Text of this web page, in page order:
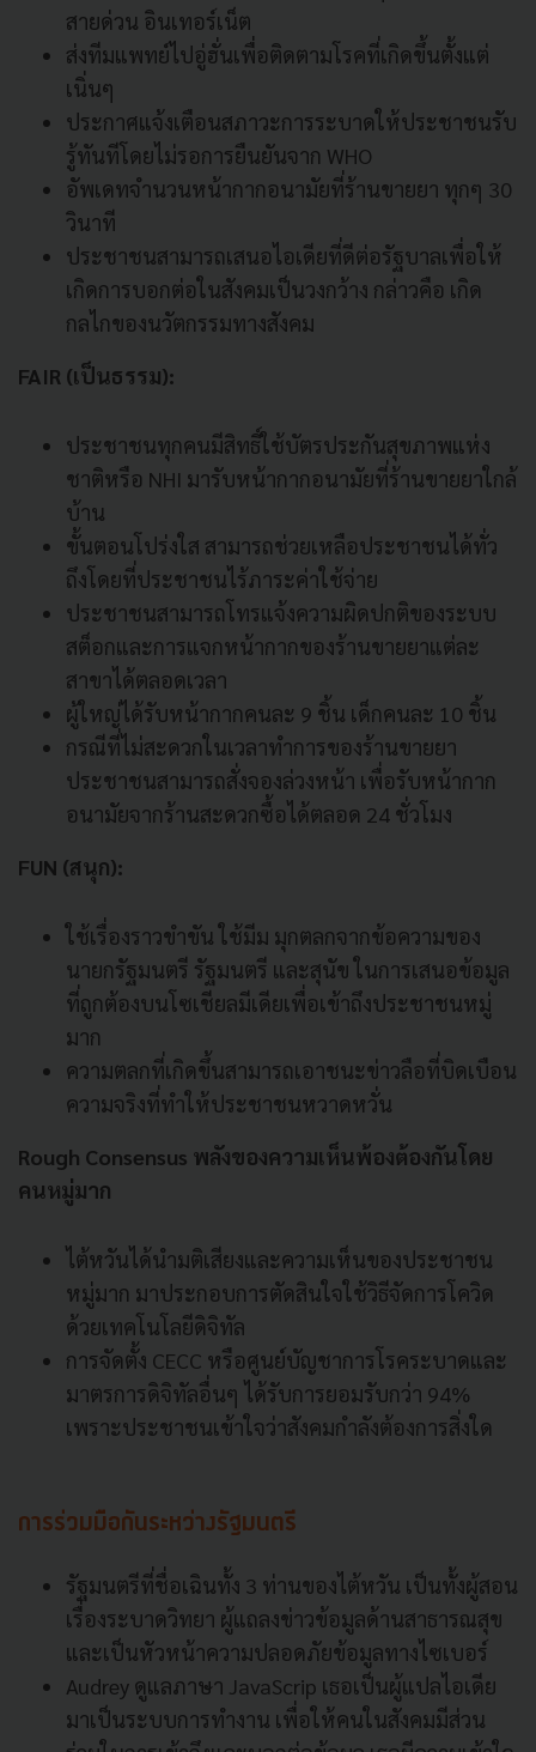
สายด่วน อินเทอร์เน็ต
ส่งทีมแพทย์ไปอู่ฮั่นเพื่อติดตามโรคที่เกิดขึ้นตั้งแต่
เนิ่นๆ
ประกาศแจ้งเตือนสภาวะการระบาดให้ประชาชนรับ
รู้ทันทีโดยไม่รอการยืนยันจาก WHO
อัพเดทจำนวนหน้ากากอนามัยที่ร้านขายยา ทุกๆ 30
วินาที
ประชาชนสามารถเสนอไอเดียที่ดีต่อรัฐบาลเพื่อให้
เกิดการบอกต่อในสังคมเป็นวงกว้าง กล่าวคือ เกิด
กลไกของนวัตกรรมทางสังคม
FAIR (เป็นธรรม):
ประชาชนทุกคนมีสิทธิ์ใช้บัตรประกันสุขภาพแห่ง
ชาติหรือ NHI มารับหน้ากากอนามัยที่ร้านขายยาใกล้
บ้าน
ขั้นตอนโปร่งใส สามารถช่วยเหลือประชาชนได้ทั่ว
ถึงโดยที่ประชาชนไร้ภาระค่าใช้จ่าย
ประชาชนสามารถโทรแจ้งความผิดปกติของระบบ
สต็อกและการแจกหน้ากากของร้านขายยาแต่ละ
สาขาได้ตลอดเวลา
ผู้ใหญ่ได้รับหน้ากากคนละ 9 ชิ้น เด็กคนละ 10 ชิ้น
กรณีที่ไม่สะดวกในเวลาทำการของร้านขายยา
ประชาชนสามารถสั่งจองล่วงหน้า เพื่อรับหน้ากาก
อนามัยจากร้านสะดวกซื้อได้ตลอด 24 ชั่วโมง
FUN (สนุก):
ใช้เรื่องราวขำขัน ใช้มีม มุกตลกจากข้อความของ
นายกรัฐมนตรี รัฐมนตรี และสุนัข ในการเสนอข้อมูล
ที่ถูกต้องบนโซเชียลมีเดียเพื่อเข้าถึงประชาชนหมู่
มาก
ความตลกที่เกิดขึ้นสามารถเอาชนะข่าวลือที่บิดเบือน
ความจริงที่ทำให้ประชาชนหวาดหวั่น
Rough Consensus พลังของความเห็นพ้องต้องกันโดย
คนหมู่มาก
ไต้หวันได้นำมติเสียงและความเห็นของประชาชน
หมู่มาก มาประกอบการตัดสินใจใช้วิธีจัดการโควิด
ด้วยเทคโนโลยีดิจิทัล
การจัดตั้ง CECC หรือศูนย์บัญชาการโรคระบาดและ
มาตรการดิจิทัลอื่นๆ ได้รับการยอมรับกว่า 94%
เพราะประชาชนเข้าใจว่าสังคมกำลังต้องการสิ่งใด
การร่วมมือกันระหว่างรัฐมนตรี
รัฐมนตรีที่ชื่อเฉินทั้ง 3 ท่านของไต้หวัน เป็นทั้งผู้สอน
เรื่องระบาดวิทยา ผู้แถลงข่าวข้อมูลด้านสาธารณสุข
และเป็นหัวหน้าความปลอดภัยข้อมูลทางไซเบอร์
Audrey ดูแลภาษา JavaScrip เธอเป็นผู้แปลไอเดีย
มาเป็นระบบการทำงาน เพื่อให้คนในสังคมมีส่วน